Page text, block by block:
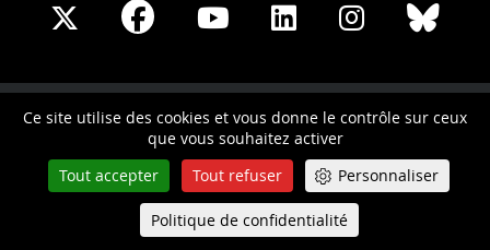
Ce site utilise des cookies et vous donne le contrôle sur ceux
que vous souhaitez activer
Tout accepter
Tout refuser Personnaliser
Politique de confidentialité
Share
X
Share
Facebook
Share
Youtube
play
Share
LinkedIn
Share
Instagram
LA COUR DE CASSATION
La Cour de cassation est la plus haute juridiction de l’ordre
judiciaire français. Siégeant dans l’enceinte du Palais de
justice de l'Île de la Cité, cette institution remplit une mission
Queue-Fair